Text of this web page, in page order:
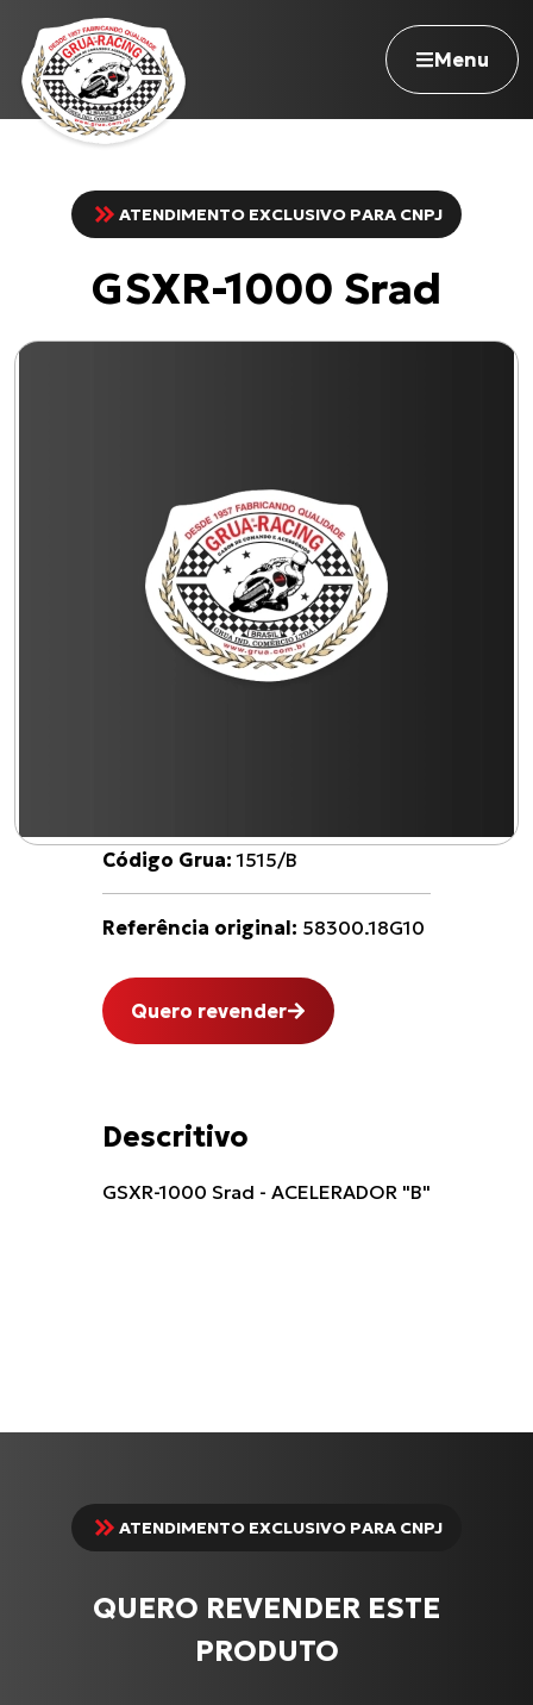
Menu
Navegue pelo site
Nossa história
ATENDIMENTO EXCLUSIVO PARA CNPJ
GSXR-1000 Srad
Código Grua: 1515/B
Referência original: 58300.18G10
Quero revender
Descritivo
GSXR-1000 Srad - ACELERADOR "B"
ATENDIMENTO EXCLUSIVO PARA CNPJ
QUERO REVENDER ESTE
PRODUTO